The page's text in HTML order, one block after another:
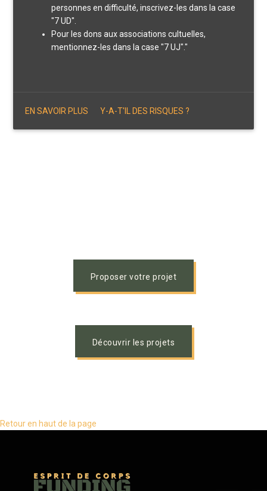
personnes en difficulté, inscrivez-les dans la case
"7 UD".
Pour les dons aux associations cultuelles,
mentionnez-les dans la case "7 UJ"."
EN SAVOIR PLUS Y-A-T'IL DES RISQUES ?
Proposer votre projet
Découvrir les projets
Retour en haut de la page